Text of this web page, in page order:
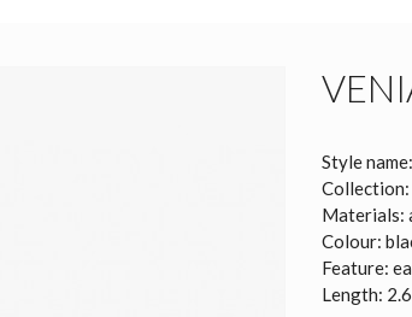
Style
Collection:
Materials:
Colour:
Feature:
Length: